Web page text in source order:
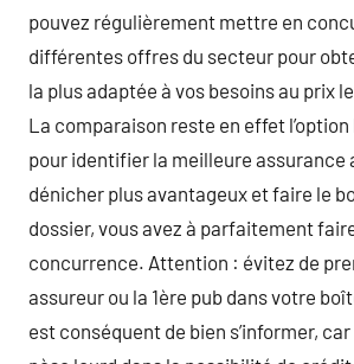
pouvez régulièrement mettre en
différentes offres du secteur pour
la plus adaptée à vos besoins au prix
La comparaison reste en effet
pour identifier la meilleure assurance
dénicher plus avantageux et faire le
dossier, vous avez à parfaitement
concurrence. Attention : évitez de
assureur ou la 1ère pub dans votre
est conséquent de bien s’informer,